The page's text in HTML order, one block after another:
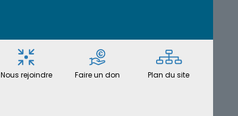
Nous rejoindre Faire un don Plan du site